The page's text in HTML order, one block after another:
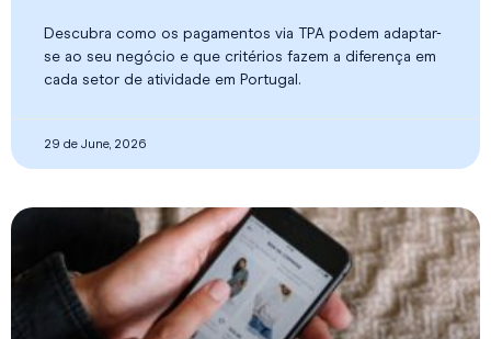
Descubra como os pagamentos via TPA podem adaptar-
se ao seu negócio e que critérios fazem a diferença em
cada setor de atividade em Portugal.
29 de June, 2026